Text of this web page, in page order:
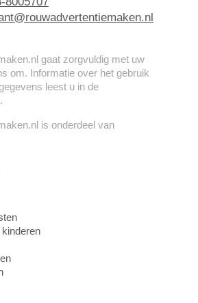
gaat zorgvuldig met uw
om. Informatie over het gebruik
leest u in de
.
is onderdeel van